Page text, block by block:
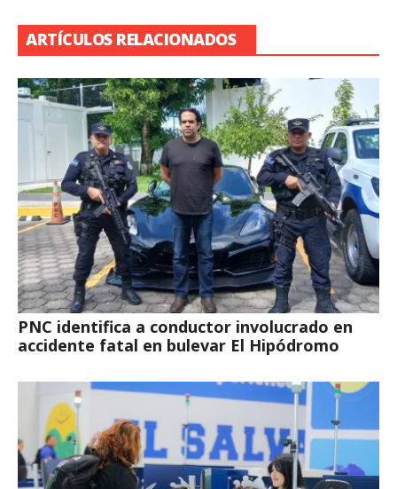
ARTÍCULOS RELACIONADOS
PNC identifica a conductor involucrado en
accidente fatal en bulevar El Hipódromo